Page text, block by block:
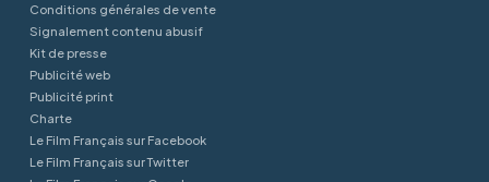
Conditions générales de vente
Signalement contenu abusif
Kit de presse
Publicité web
Publicité print
Charte
Le Film Français sur Facebook
Le Film Français sur Twitter